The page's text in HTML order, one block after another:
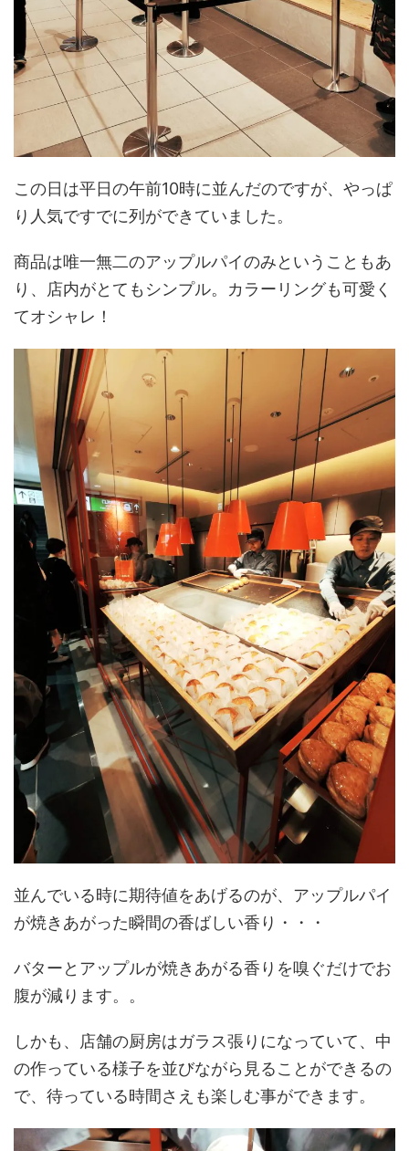
この日は平日の午前10時に並んだのですが、やっぱ
り人気ですでに列ができていました。
商品は唯一無二のアップルパイのみということもあ
り、店内がとてもシンプル。カラーリングも可愛く
てオシャレ！
並んでいる時に期待値をあげるのが、アップルパイ
が焼きあがった瞬間の香ばしい香り・・・
バターとアップルが焼きあがる香りを嗅ぐだけでお
腹が減ります。。
しかも、店舗の厨房はガラス張りになっていて、中
の作っている様子を並びながら見ることができるの
で、待っている時間さえも楽しむ事ができます。